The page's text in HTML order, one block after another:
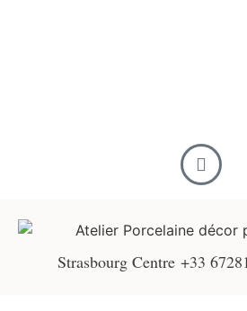
Strasbourg Centre +33